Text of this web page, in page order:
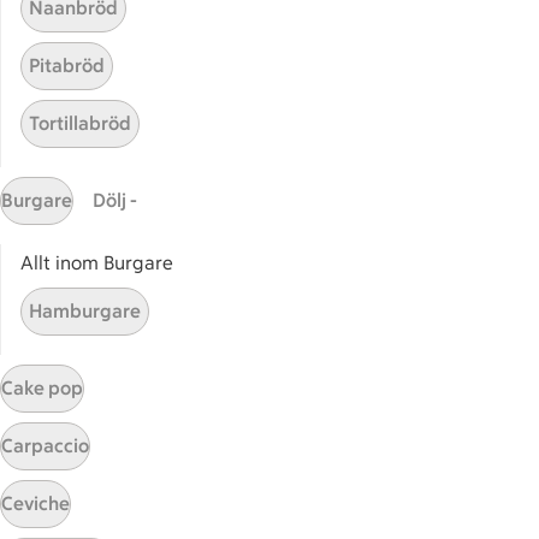
Catering
Apotek Hjärtat
Handla som företag
Gaston
ICAs tjänster
ICA-appen
Fler appar och tjänster
Stammis på ICA
Bli stammis
Stammis Student
Stammis Husdjur
Partnererbjudanden
Naanbröd
Pitabröd
Tortillabröd
Burgare Dölj -
Allt inom Burgare
Hamburgare
Cake pop
Carpaccio
Ceviche